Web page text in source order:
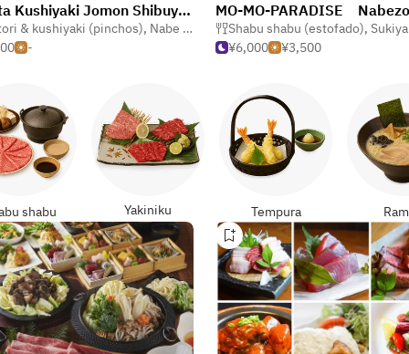
Hakata Kushiyaki Jomon Shibuya ten
& kushiyaki (pinchos), Nabe & motsunabe (olla caliente)
-
Shabu shabu (estofado), Sukiyaki
¥6,000
¥3,500
shabu Yakiniku Tempura